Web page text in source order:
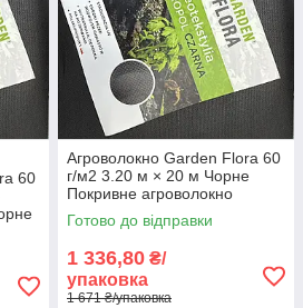
60
Агроволокно Garden Flora 60
г/м2 3.20 м × 20 м Чорне
Покривне агроволокно
Високоякісне покривне
агроволокно
Готово до відправки
1 336,80 ₴/
упаковка
1 671 ₴/упаковка